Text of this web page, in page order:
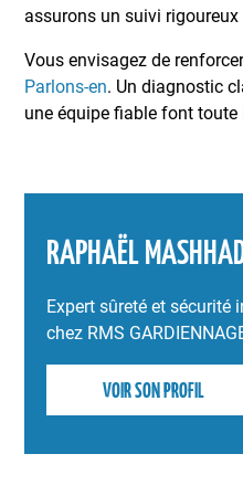
assurons un suivi
Vous envisagez de
Parlons-en. Un diagnostic
une équipe fiable font toute
RAPHAËL
Expert sûreté et sécurité
chez RMS
VOIR SON PROFIL